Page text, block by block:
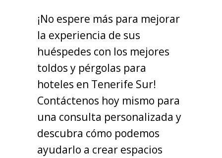
¡No espere más para mejorar
la experiencia de sus
huéspedes con los mejores
toldos y pérgolas para
hoteles en Tenerife Sur!
Contáctenos hoy mismo para
una consulta personalizada y
descubra cómo podemos
ayudarlo a crear espacios